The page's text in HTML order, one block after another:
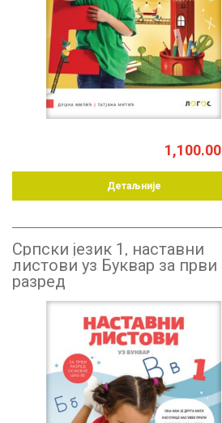
1,100.00
Детаљније
Српски језик 1, наставни
листови уз Буквар за први
разред